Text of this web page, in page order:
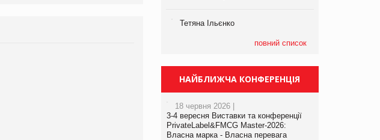
Брагина Людмила
Просування компанії на
www.trademaster.ua.
правила. Особливості.
Тетяна Ільєнко
повний список
НАЙБЛИЖЧА КОНФЕРЕНЦІЯ
18 червня 2026 |
3-4 вересня Виставки та конференції
PrivateLabel&FMCG Master-2026:
Власна марка - Власна перевага